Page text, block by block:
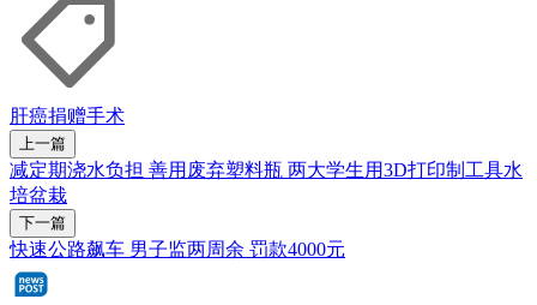
肝癌捐赠手术
上一篇
减定期浇水负担 善用废弃塑料瓶 两大学生用3D打印制工具水
培盆栽
下一篇
快速公路飙车 男子监两周余 罚款4000元